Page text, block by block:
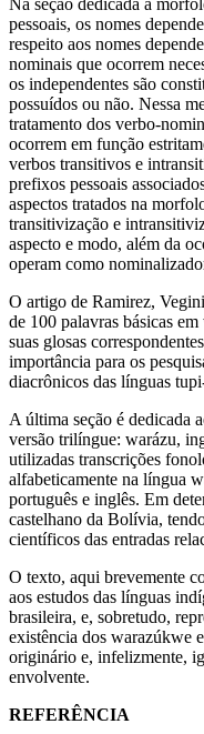
pessoais, os nomes
respeito aos nomes
nominais que ocorrem
os independentes são
possuídos ou não. Nessa
tratamento dos verbo-
ocorrem em função
verbos transitivos e
prefixos pessoais
aspectos tratados na
transitivização e
aspecto e modo, além da
operam como
O artigo de Ramirez,
de 100 palavras básicas
suas glosas
importância para os
diacrônicos das línguas
A última seção é dedicada
versão trilíngue: warázu,
utilizadas transcrições
alfabeticamente na língua
português e inglês. Em
castelhano da Bolívia,
científicos das entradas
O texto, aqui brevemente
aos estudos das línguas
brasileira, e, sobretudo,
existência dos warazúkwe
originário e, infelizmente,
envolvente.
REFERÊNCIA